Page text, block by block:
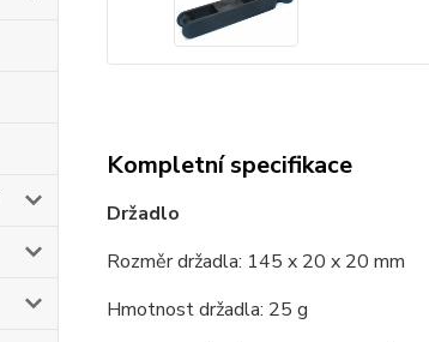
Kompletní specifikace
Držadlo
Rozměr držadla: 145 x 20 x 20 mm
Hmotnost držadla: 25 g